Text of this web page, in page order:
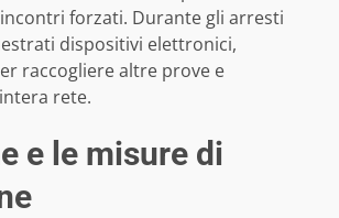
forzati. Durante gli arresti
dispositivi elettronici,
raccogliere altre prove e
rete.
e le misure di